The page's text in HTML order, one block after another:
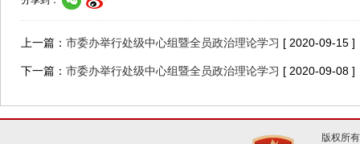
上一篇： 市委办举行处级中心组暨全员政治理论学习 [ 2020-09-15 ]
下一篇： 市委办举行处级中心组暨全员政治理论学习 [ 2020-09-08 ]
版权所